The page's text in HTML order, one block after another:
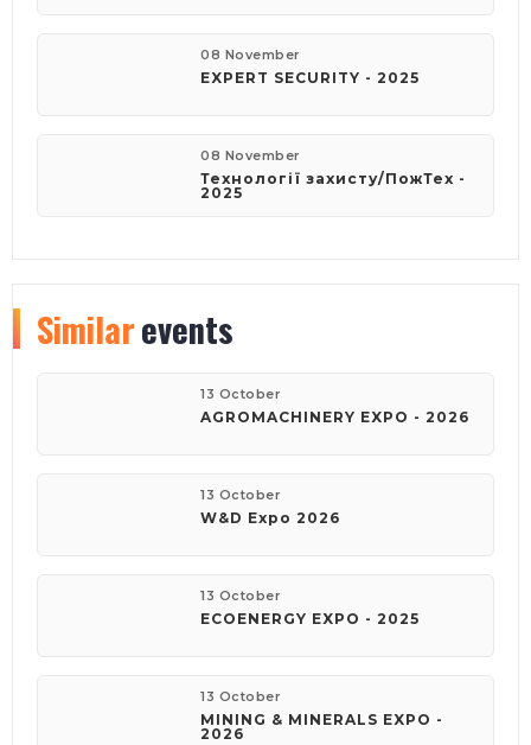
08 November
EXPERT SECURITY - 2025
08 November
Технології захисту/ПожТех -
2025
Similarevents
13 October
AGROMACHINERY EXPO - 2026
13 October
W&D Expo 2026
13 October
ECOENERGY EXPO - 2025
13 October
MINING & MINERALS EXPO -
2026